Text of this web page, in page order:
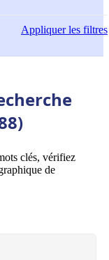
Appliquerles filtres
clés, vérifiez
de